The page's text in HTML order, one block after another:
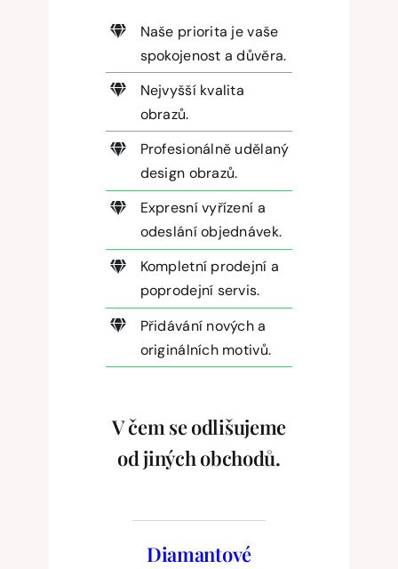
Naše priorita je vaše
spokojenost a důvěra.
Nejvyšší kvalita
obrazů.
Profesionálně udělaný
design obrazů.
Expresní vyřízení a
odeslání objednávek.
Kompletní prodejní a
poprodejní servis.
Přidávání nových a
originálních motivů.
V čem se odlišujeme
od jiných obchodů.
Diamantové